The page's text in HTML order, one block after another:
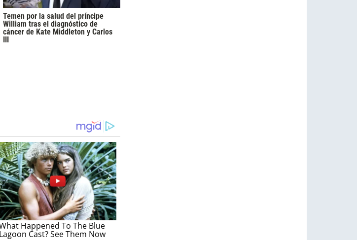
Temen por la salud del príncipe
William tras el diagnóstico de
cáncer de Kate Middleton y Carlos